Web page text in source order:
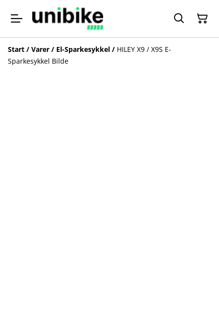
Start / Varer / El-Sparkesykkel / HILEY X9 / X9S E-
Sparkesykkel Bilde